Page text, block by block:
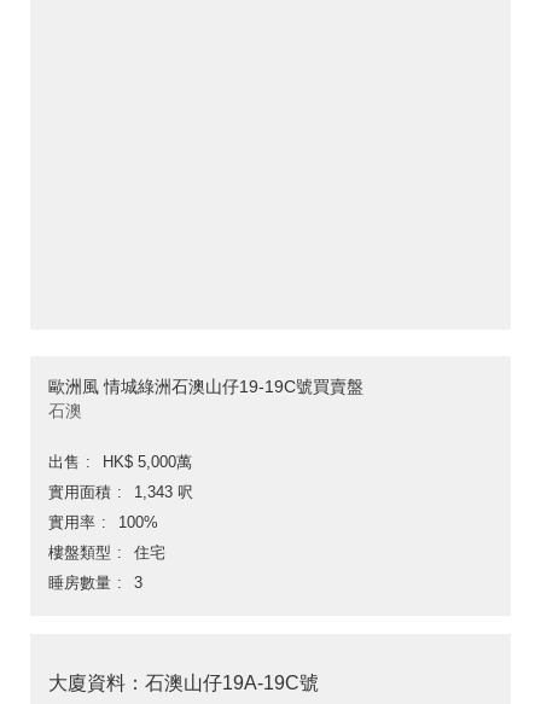
歐洲風 情城綠洲石澳山仔19-19C號買賣盤
石澳
出售
HK$ 5,000萬
實用面積
1,343 呎
實用率
100%
樓盤類型
住宅
睡房數量
3
大廈資料：石澳山仔19A-19C號